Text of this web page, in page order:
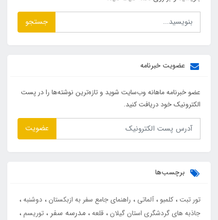
جستجو
عضویت خبرنامه
عضو خبرنامه ماهانه وب‌سایت شوید و تازه‌ترین نوشته‌ها را در پست
الکترونیک خود دریافت کنید.
عضویت
برچسب‌ها
تور تبت کلمبو آلماتی راهنمای جامع سفر به ازبکستان دوشنبه
جاذبه های گردشگری استان گیلان قلعه مدرسه سفر
توریسم